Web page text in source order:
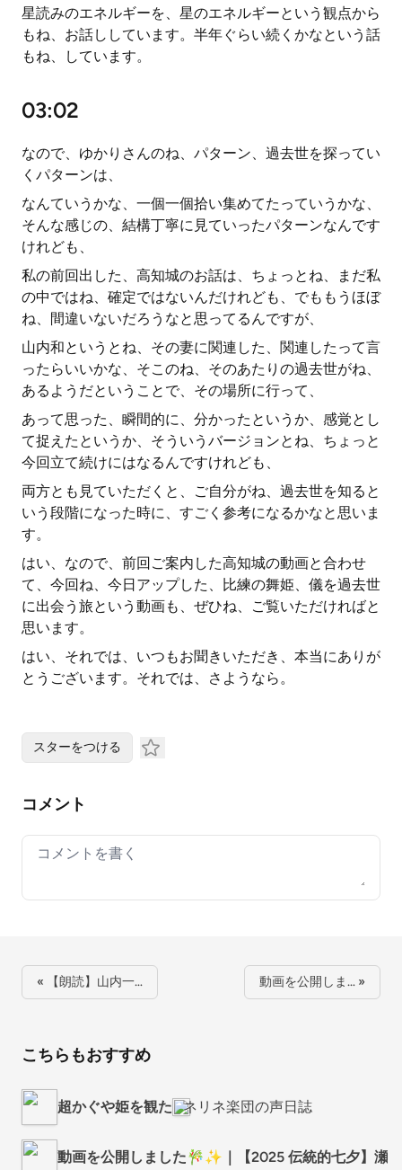
星読みのエネルギーを、星のエネルギーという観点から
もね、お話ししています。半年ぐらい続くかなという話
もね、しています。
03:02
なので、ゆかりさんのね、パターン、過去世を探ってい
くパターンは、
なんていうかな、一個一個拾い集めてたっていうかな、
そんな感じの、結構丁寧に見ていったパターンなんです
けれども、
私の前回出した、高知城のお話は、ちょっとね、まだ私
の中ではね、確定ではないんだけれども、でももうほぼ
ね、間違いないだろうなと思ってるんですが、
山内和というとね、その妻に関連した、関連したって言
ったらいいかな、そこのね、そのあたりの過去世がね、
あるようだということで、その場所に行って、
あって思った、瞬間的に、分かったというか、感覚とし
て捉えたというか、そういうバージョンとね、ちょっと
今回立て続けにはなるんですけれども、
両方とも見ていただくと、ご自分がね、過去世を知ると
いう段階になった時に、すごく参考になるかなと思いま
す。
はい、なので、前回ご案内した高知城の動画と合わせ
て、今回ね、今日アップした、比練の舞姫、儀を過去世
に出会う旅という動画も、ぜひね、ご覧いただければと
思います。
はい、それでは、いつもお聞きいただき、本当にありが
とうございます。それでは、さようなら。
スターをつける
コメント
Your comment
« 【朗読】山内一… 動画を公開しま… »
こちらもおすすめ
超かぐや姫を観た ネリネ楽団の声日誌
動画を公開しました🎋✨｜【2025 伝統的七夕】瀬